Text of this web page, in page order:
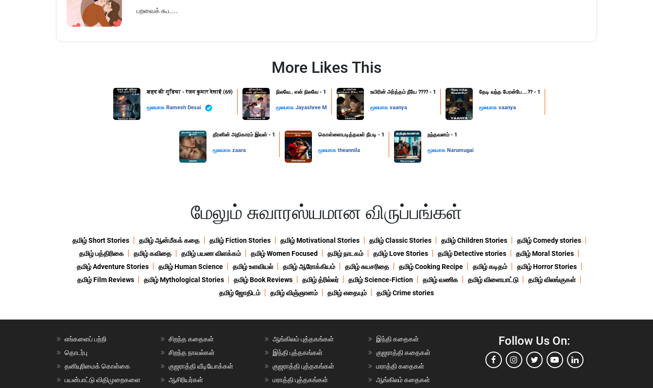
பறவைக் கூட...
More Likes This
शहद की गुड़िया - रंजन कुमार देसाई (69)
மூலமாக Ramesh Desai
நிலவே.. என் நிலவே - 1
மூலமாக Jayashree M
உயிரின் அர்த்தம் நீயே ???? - 1
மூலமாக vaanya
தேடி வந்த பேரன்பே....?? - 1
மூலமாக vaanya
தீரனின் அதிகாரம் இவள் - 1
மூலமாக zaara
கொள்ளையடித்தவள் நீயடி - 1
மூலமாக theannila
நந்தவனம் - 1
மூலமாக Narumugai
மேலும் சுவாரஸ்யமான விருப்பங்கள்
தமிழ் Short Stories தமிழ் ஆன்மீகக் கதை தமிழ் Fiction Stories தமிழ் Motivational Stories தமிழ் Classic Stories தமிழ் Children Stories
தமிழ் Comedy stories
தமிழ் பத்திரிகை
தமிழ் கவிதை தமிழ் பயண விளக்கம் தமிழ் Women Focused தமிழ் நாடகம் தமிழ் Love Stories தமிழ் Detective stories
தமிழ் Moral Stories
தமிழ் Adventure Stories
தமிழ் Human Science தமிழ் உளவியல் தமிழ் ஆரோக்கியம் தமிழ் சுயசரிதை தமிழ் Cooking Recipe தமிழ் கடிதம்
தமிழ் Horror Stories
தமிழ் Film Reviews
தமிழ் Mythological Stories தமிழ் Book Reviews தமிழ் த்ரில்லர் தமிழ் Science-Fiction தமிழ் வணிக தமிழ் விளையாட்டு
தமிழ் விலங்குகள்
தமிழ் ஜோதிடம்
தமிழ் விஞ்ஞானம் தமிழ் எதையும் தமிழ் Crime stories
எங்களைப் பற்றி
தொடர்பு
தனியுரிமைக் கொள்கை
பயன்பாட்டு விதிமுறைகளை
சிறந்த கதைகள்
சிறந்த நாவல்கள்
குஜராத்தி வீடியோக்கள்
ஆசிரியர்கள்
ஆங்கிலம் புத்தகங்கள்
இந்தி புத்தகங்கள்
குஜராத்தி புத்தகங்கள்
மராத்தி புத்தகங்கள்
இந்தி கதைகள்
குஜராத்தி கதைகள்
மராத்தி கதைகள்
ஆங்கிலம் கதைகள்
Follow Us On: